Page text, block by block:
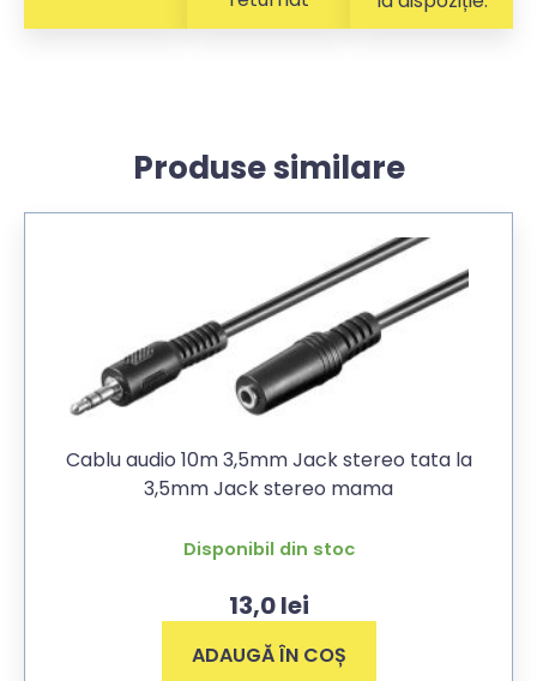
Produse similare
Cablu audio 10m 3,5mm Jack stereo tata la
3,5mm Jack stereo mama
Disponibil din stoc
13,0lei
ADAUGĂ ÎN COȘ